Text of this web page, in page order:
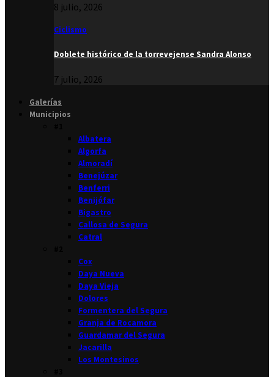
8 julio, 2026
Ciclismo
Doblete histórico de la torrevejense Sandra Alonso
7 julio, 2026
Galerías
Municipios
Albatera
Algorfa
Almoradí
Benejúzar
Benferri
Benijófar
Bigastro
Callosa de Segura
Catral
Cox
Daya Nueva
Daya Vieja
Dolores
Formentera del Segura
Granja de Rocamora
Guardamar del Segura
Jacarilla
Los Montesinos